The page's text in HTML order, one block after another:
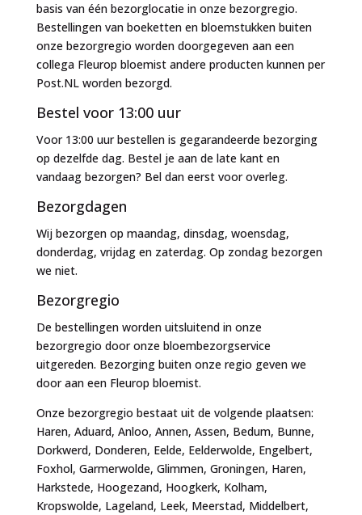
basis van één bezorglocatie in onze bezorgregio.
Bestellingen van boeketten en bloemstukken buiten
onze bezorgregio worden doorgegeven aan een
collega Fleurop bloemist andere producten kunnen per
Post.NL worden bezorgd.
Bestel voor 13:00 uur
Voor 13:00 uur bestellen is gegarandeerde bezorging
op dezelfde dag. Bestel je aan de late kant en
vandaag bezorgen? Bel dan eerst voor overleg.
Bezorgdagen
Wij bezorgen op maandag, dinsdag, woensdag,
donderdag, vrijdag en zaterdag. Op zondag bezorgen
we niet.
Bezorgregio
De bestellingen worden uitsluitend in onze
bezorgregio door onze bloembezorgservice
uitgereden. Bezorging buiten onze regio geven we
door aan een Fleurop bloemist.
Onze bezorgregio bestaat uit de volgende plaatsen:
Haren, Aduard, Anloo, Annen, Assen, Bedum, Bunne,
Dorkwerd, Donderen, Eelde, Eelderwolde, Engelbert,
Foxhol, Garmerwolde, Glimmen, Groningen, Haren,
Harkstede, Hoogezand, Hoogkerk, Kolham,
Kropswolde, Lageland, Leek, Meerstad, Middelbert,